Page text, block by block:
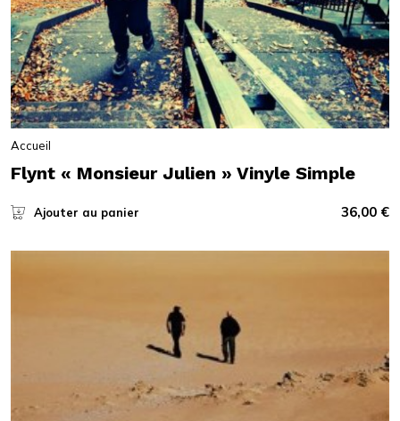
Accueil
Flynt « Monsieur Julien » Vinyle Simple
Ajouter au panier 36,00 €